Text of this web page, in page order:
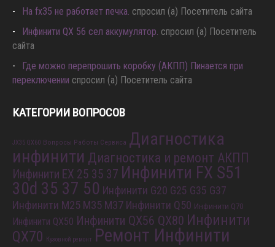
Hа fx35 не работает печка. спросил (а) Посетитель сайта
Инфинити QX 56 сел аккумулятор. спросил (а) Посетитель
сайта
Где можно перепрошить коробку (АКПП) Пинается при
переключении спросил (а) Посетитель сайта
КАТЕГОРИИ ВОПРОСОВ
JX35 QX60 Вопросы Работы Сервиса Диагностика
инфинити Диагностика и ремонт АКПП
Инфинити EX 25 35 37 Инфинити FX S51
30d 35 37 50 Инфинити G20 G25 G35 G37
Инфинити M25 M35 M37 Инфинити Q50 Инфинити Q70
Инфинити QX50 Инфинити QX56 QX80 Инфинити
QX70 Кузовной ремонт Ремонт Инфинити